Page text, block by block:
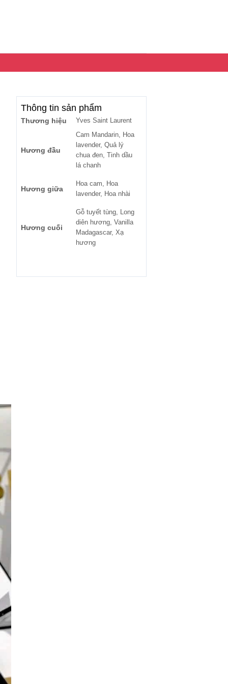
Thông tin sản phẩm
Thương hiệu Yves Saint Laurent
Hương đầu
Cam Mandarin, Hoa
lavender, Quả lý
chua đen, Tinh dầu
lá chanh
Hương giữa
Hoa cam, Hoa
lavender, Hoa nhài
Hương cuối
Gỗ tuyết tùng, Long
diên hương, Vanilla
Madagascar, Xạ
hương